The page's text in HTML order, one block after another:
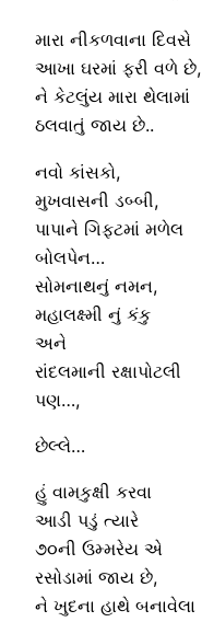
મારા નીકળવાના દિવસે
આખા ઘરમાં ફરી વળે છે,
ને કેટલુંય મારા થેલામાં
ઠલવાતું જાય છે..
નવો કાંસકો,
મુખવાસની ડબ્બી,
પાપાને ગિફ્ટમાં મળેલ
બોલપેન…
સોમનાથનું નમન,
મહાલક્ષ્મી નું કંકુ
અને
રાંદલમાની રક્ષાપોટલી
પણ…,
છેલ્લે…
હું વામકુક્ષી કરવા
આડી પડું ત્યારે
૭૦ની ઉમ્મરેય એ
રસોડામાં જાય છે,
ને ખુદના હાથે બનાવેલા